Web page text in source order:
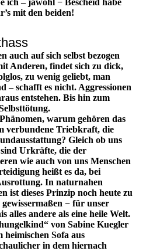
ich – jawohl − Bescheid habe
mit den beiden!
auch auf sich selbst bezogen
Anderen, findet sich zu dick,
zu wenig geliebt, man
– schafft es nicht. Aggressionen
entstehen. Bis hin zum
warum gehören das
verbundene Triebkraft, die
Gleich ob uns
Urkräfte, die der
wie auch von uns Menschen
heißt es da, bei
In naturnahen
ist dieses Prinzip noch heute zu
− für unser
alles andere als eine heile Welt.
von Sabine Kuegler
Sofa aus
in dem hiernach